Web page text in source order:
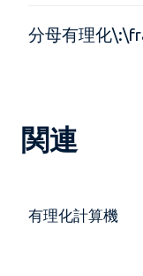
分母有理化
関連
有理化計算機